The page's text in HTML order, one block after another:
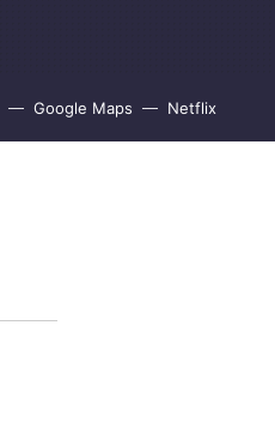
Google Maps Netflix